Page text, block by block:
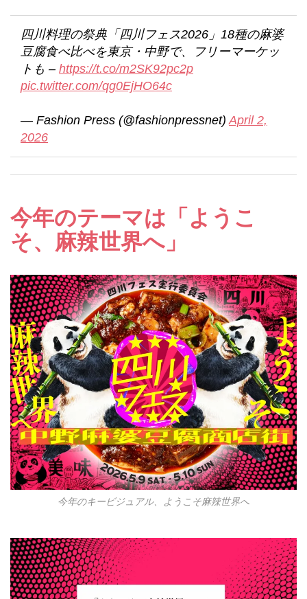
四川料理の祭典「四川フェス2026」18種の麻婆
豆腐食べ比べを東京・中野で、フリーマーケッ
トも – https://t.co/m2SK92pc2p
pic.twitter.com/qg0EjHO64c
— Fashion Press (@fashionpressnet) April 2,
2026
今年のテーマは「ようこ
そ、麻辣世界へ」
今年のキービジュアル、ようこそ麻辣世界へ